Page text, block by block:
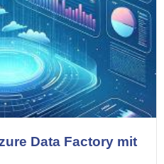
Data Factory mit